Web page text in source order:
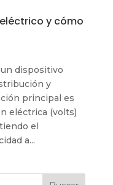
y cómo
dispositivo
y
principal es
eléctrica (volts)
el
a...